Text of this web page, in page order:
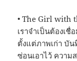
• The Girl with
เราจำเป็นต้องเชื่
ตั้งแต่ภาพเก่า บั
ซ่อนเอาไว้ ความ